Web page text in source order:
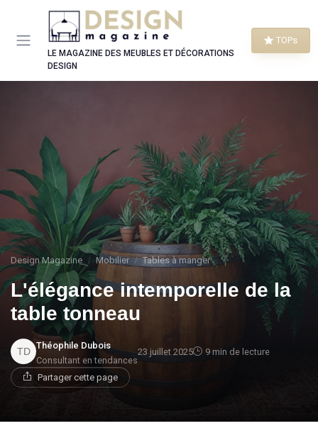
LE MAGAZINE DES MEUBLES ET DÉCORATIONS
DESIGN
TOPs
Design Magazine Mobilier Tables à manger
L'élégance intemporelle de la
table tonneau
Théophile Dubois
Consultant en tendances
23 juillet 2025 9 min de lecture
Partager cette page
Panneau de gestion des cookies